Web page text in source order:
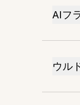
AIフ
ウル